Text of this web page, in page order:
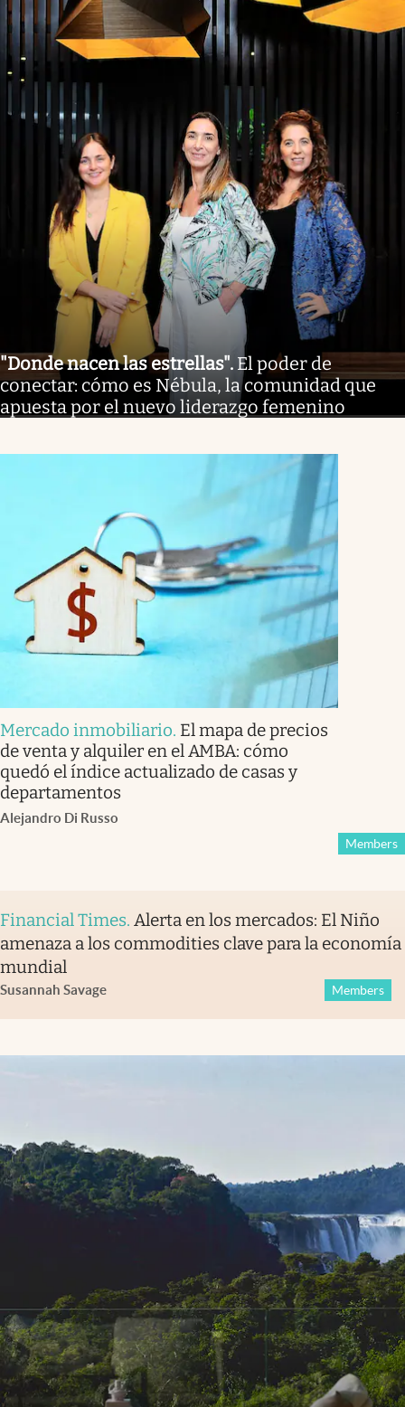
"Donde nacen las estrellas". El poder de
conectar: cómo es Nébula, la comunidad que
apuesta por el nuevo liderazgo femenino
Mercado inmobiliario. El mapa de precios
de venta y alquiler en el AMBA: cómo
quedó el índice actualizado de casas y
departamentos
Alejandro Di Russo
Members
Financial Times. Alerta en los mercados: El Niño
amenaza a los commodities clave para la economía
mundial
Susannah Savage Members